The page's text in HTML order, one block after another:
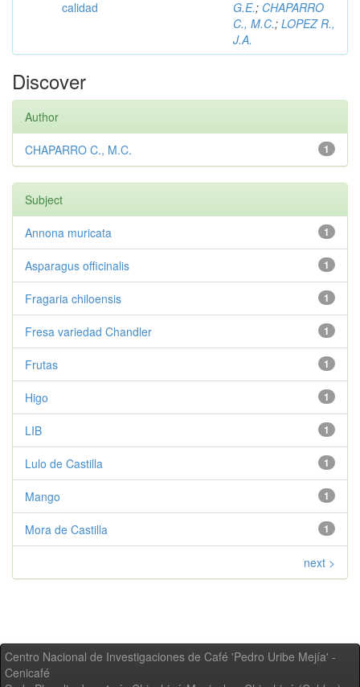
calidad
G.E.; CHAPARRO
C., M.C.; LOPEZ R.,
J.A.
Discover
Author
1
CHAPARRO C., M.C.
Subject
1
Annona muricata
1
Asparagus officinalis
1
Fragaria chiloensis
1
Fresa variedad Chandler
1
Frutas
1
Higo
1
LIB
1
Lulo de Castilla
1
Mango
1
Mora de Castilla
next >
Centro Nacional de Investigaciones de Café 'Pedro Uribe Mejía' -
Cenicafé